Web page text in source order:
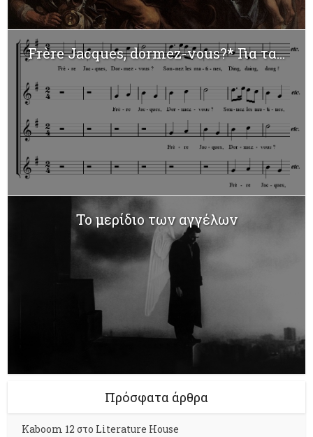
Frère Jacques, dormez-vous?* Για τα...
To μερίδιο των αγγέλων
Πρόσφατα άρθρα
Kaboom 12 στο Literature House